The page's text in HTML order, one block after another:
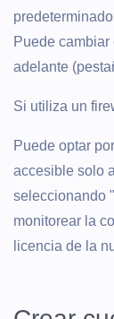
Puede
adelante
Si utiliza un
Puede optar
accesible solo
seleccionando "
monitorear la
licencia de la